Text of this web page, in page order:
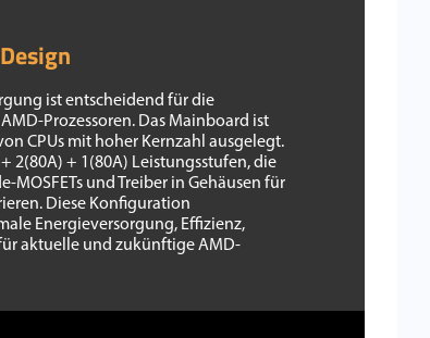
ist entscheidend für die
Prozessoren. Das Mainboard ist
CPUs mit hoher Kernzahl ausgelegt.
2(80A) + 1(80A) Leistungsstufen, die
MOSFETs und Treiber in Gehäusen für
Diese Konfiguration
Energieversorgung, Effizienz,
aktuelle und zukünftige AMD-